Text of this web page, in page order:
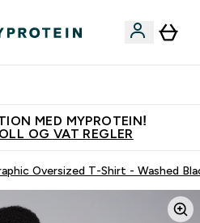
MED MYPROTEIN!
OG VAT REGLER
Oversized T-Shirt - Washed